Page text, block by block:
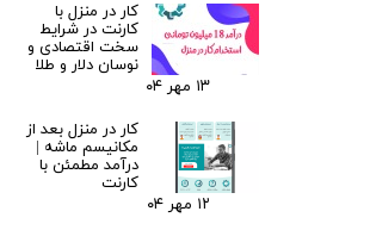
کار در منزل با
کارنت در شرایط
سخت اقتصادی و
نوسان دلار و طلا
۱۳ مهر ۰۴
کار در منزل بعد از
مکانیسم ماشه |
درآمد مطمئن با
کارنت
۱۲ مهر ۰۴